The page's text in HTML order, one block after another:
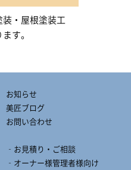
装・屋根塗装工
す。
お知らせ
美匠ブログ
お問い合わせ
‐お見積り・ご相談
‐オーナー様管理者様向け